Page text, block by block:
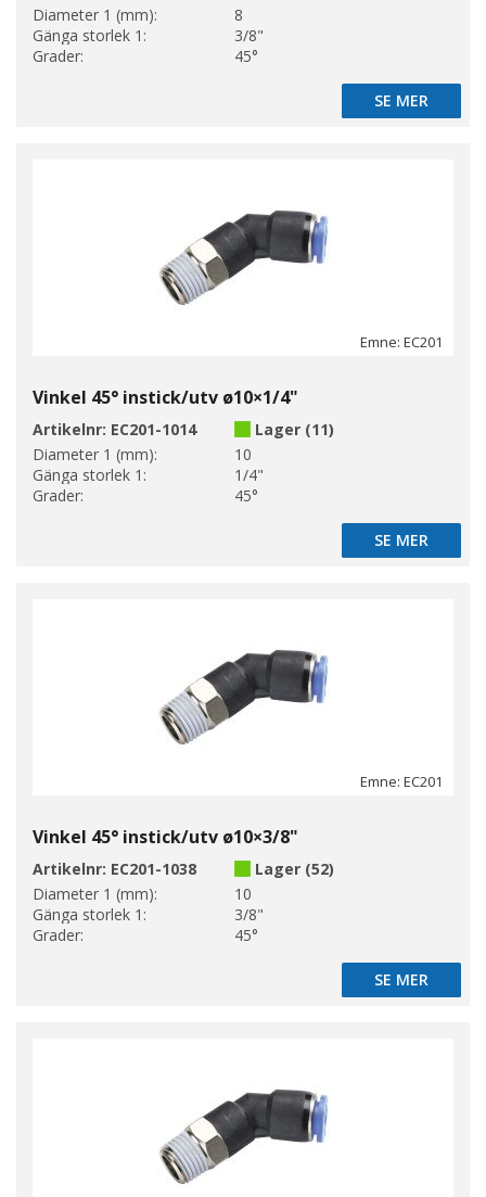
Diameter 1 (mm):
8
Gänga storlek 1:
3/8"
Grader:
45°
SE MER
SE MER
Emne: EC201
Vinkel 45° instick/utv ø10×1/4"
Artikelnr: EC201-1014
Lager (11)
Diameter 1 (mm):
10
Gänga storlek 1:
1/4"
Grader:
45°
SE MER
SE MER
Emne: EC201
Vinkel 45° instick/utv ø10×3/8"
Artikelnr: EC201-1038
Lager (52)
Diameter 1 (mm):
10
Gänga storlek 1:
3/8"
Grader:
45°
SE MER
SE MER